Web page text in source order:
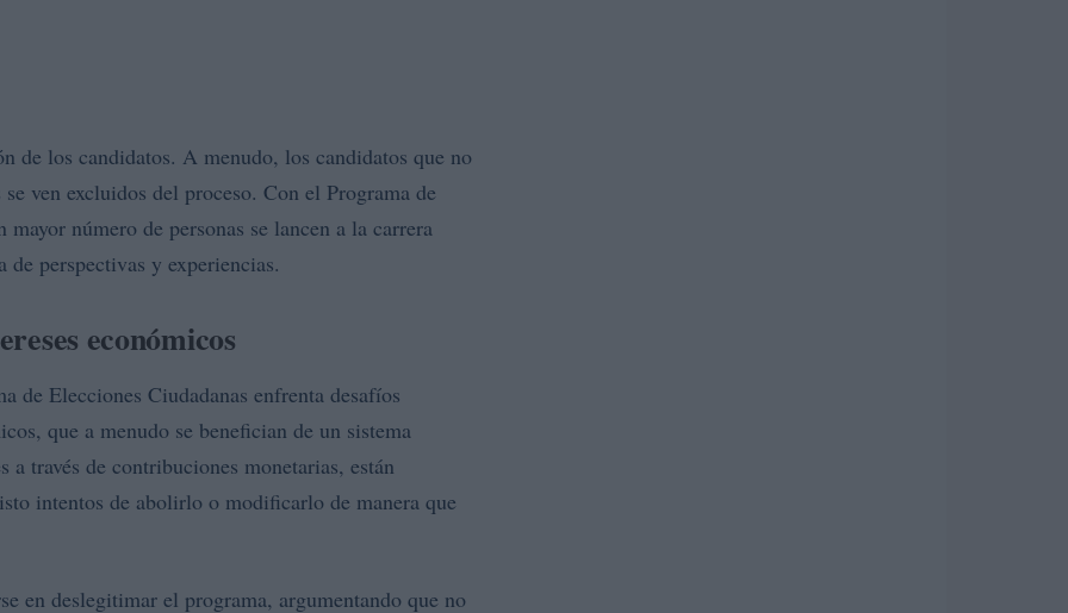
de los candidatos. A menudo, los candidatos que no
ven excluidos del proceso. Con el Programa de
número de personas se lancen a la carrera
perspectivas y experiencias.
económicos
de Elecciones Ciudadanas enfrenta desafíos
que a menudo se benefician de un sistema
través de contribuciones monetarias, están
intentos de abolirlo o modificarlo de manera que
en deslegitimar el programa, argumentando que no